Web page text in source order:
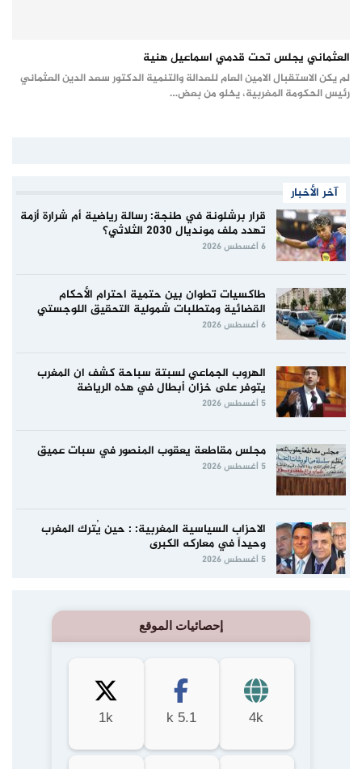
العثماني يجلس تحت قدمي اسماعيل هنية
لم يكن الاستقبال الامين العام للعدالة والتنمية الدكتور سعد الدين العثماني
رئيس الحكومة المغربية، يخلو من بعض…
آخر الأخبار
قرار برشلونة في طنجة: رسالة رياضية أم شرارة أزمة
تهدد ملف مونديال 2030 الثلاثي؟
6 أغسطس 2026
طاكسيات تطوان بين حتمية احترام الأحكام
القضائية ومتطلبات شمولية التحقيق اللوجستي
6 أغسطس 2026
الهروب الجماعي لسبتة سباحة كشف ان المغرب
يتوفر على خزان أبطال في هذه الرياضة
5 أغسطس 2026
مجلس مقاطعة يعقوب المنصور في سبات عميق
5 أغسطس 2026
الاحزاب السياسية المغربية: : حين يُترك المغرب
وحيداً في معاركه الكبرى
5 أغسطس 2026
إحصائيات الموقع
4k
5.1 k
1k